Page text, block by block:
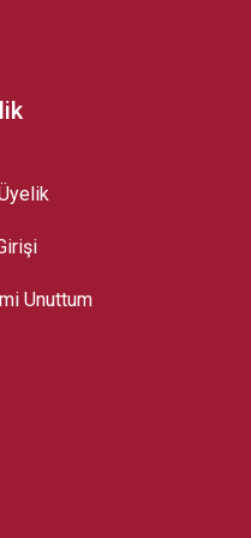
Unuttum